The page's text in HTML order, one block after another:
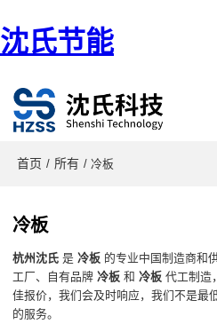
沈氏节能
首页 / 所有 / 冷板
冷板
杭州沈氏 是冷板 的专业中国制造商和
工厂、自有品牌冷板 和冷板 代工制造
佳报价，我们会及时响应，我们不是最
的服务。